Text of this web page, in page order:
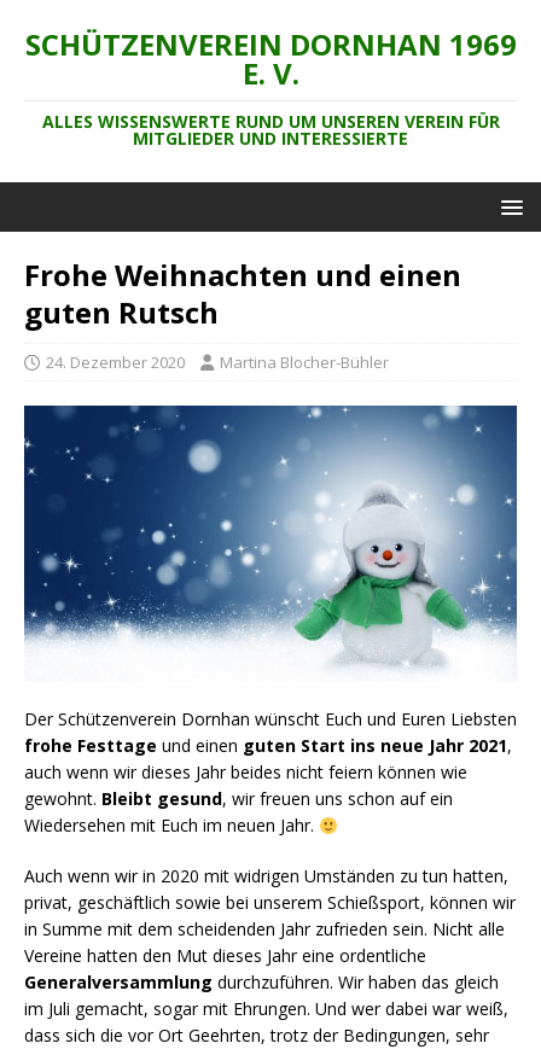
SCHÜTZENVEREIN DORNHAN 1969
E. V.
ALLES WISSENSWERTE RUND UM UNSEREN VEREIN FÜR
MITGLIEDER UND INTERESSIERTE
Frohe Weihnachten und einen
guten Rutsch
24. Dezember 2020 Martina Blocher-Bühler
Der Schützenverein Dornhan wünscht Euch und Euren Liebsten
frohe Festtage und einen guten Start ins neue Jahr 2021,
auch wenn wir dieses Jahr beides nicht feiern können wie
gewohnt. Bleibt gesund, wir freuen uns schon auf ein
Wiedersehen mit Euch im neuen Jahr.
Auch wenn wir in 2020 mit widrigen Umständen zu tun hatten,
privat, geschäftlich sowie bei unserem Schießsport, können wir
in Summe mit dem scheidenden Jahr zufrieden sein. Nicht alle
Vereine hatten den Mut dieses Jahr eine ordentliche
Generalversammlung durchzuführen. Wir haben das gleich
im Juli gemacht, sogar mit Ehrungen. Und wer dabei war weiß,
dass sich die vor Ort Geehrten, trotz der Bedingungen, sehr